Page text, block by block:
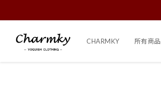
CHARMKY 所有商品